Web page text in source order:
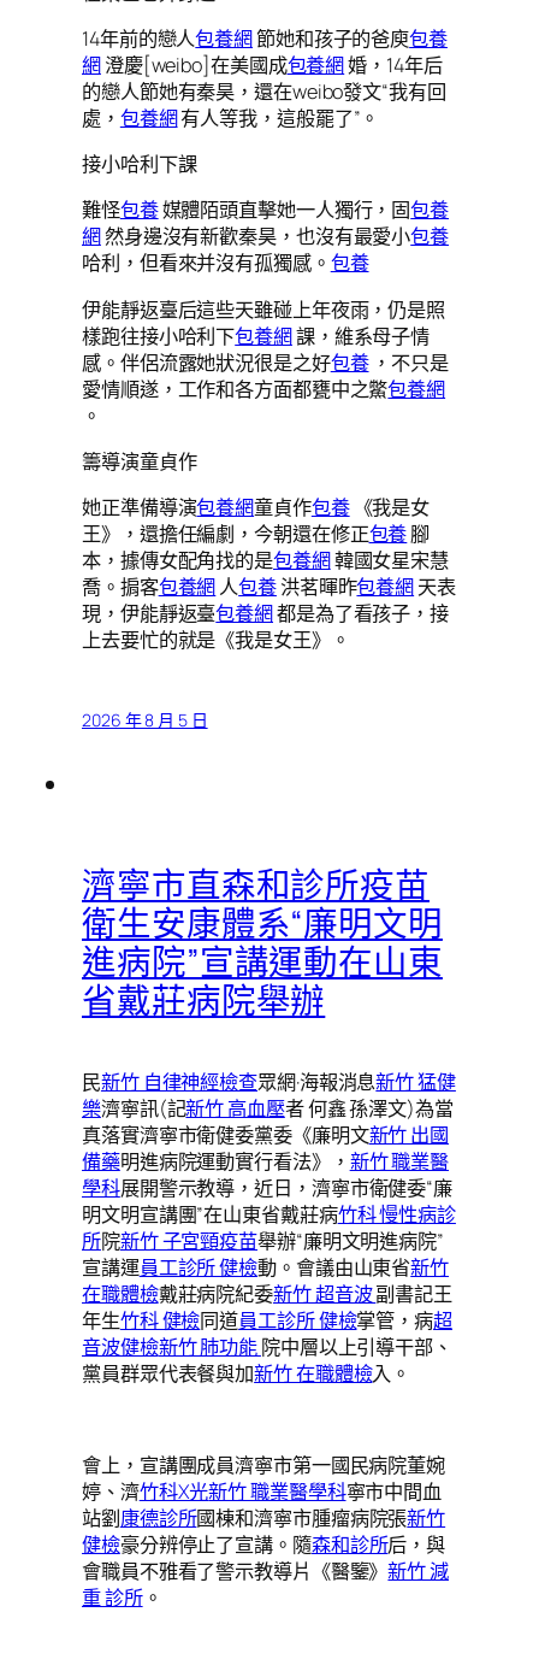
14年前的戀人包養網節她和孩子的爸庾包養
網澄慶[weibo]在美國成包養網婚，14年后
的戀人節她有秦昊，還在weibo發文“我有回
處， 包養網有人等我，這般罷了”。
接小哈利下課
難怪包養媒體陌頭直擊她一人獨行，固包養
網然身邊沒有新歡秦昊，也沒有最愛小包養
哈利，但看來并沒有孤獨感。 包養
伊能靜返臺后這些天雖碰上年夜雨，仍是照
樣跑往接小哈利下包養網課，維系母子情
感。伴侶流露她狀況很是之好包養，不只是
愛情順遂，工作和各方面都甕中之鱉包養網
。
籌導演童貞作
她正準備導演包養網童貞作包養《我是女
王》，還擔任編劇，今朝還在修正包養腳
本，據傳女配角找的是包養網韓國女星宋慧
喬。掮客包養網人包養洪茗暉昨包養網天表
現，伊能靜返臺包養網都是為了看孩子，接
上去要忙的就是《我是女王》。
2026 年 8 月 5 日
濟寧市直森和診所疫苗
衛生安康體系“廉明文明
進病院”宣講運動在山東
省戴莊病院舉辦
民新竹 自律神經檢查眾網·海報消息新竹 猛健
樂濟寧訊(記新竹 高血壓者 何鑫 孫澤文)為當
真落實濟寧市衛健委黨委《廉明文新竹 出國
備藥明進病院運動實行看法》， 新竹 職業醫
學科展開警示教導，近日，濟寧市衛健委“廉
明文明宣講團”在山東省戴莊病竹科 慢性病診
所院新竹 子宮頸疫苗舉辦“廉明文明進病院”
宣講運員工診所 健檢動。會議由山東省新竹
在職體檢戴莊病院紀委新竹 超音波副書記王
年生竹科 健檢同道員工診所 健檢掌管，病超
音波健檢新竹 肺功能院中層以上引導干部、
黨員群眾代表餐與加新竹 在職體檢入。
會上，宣講團成員濟寧市第一國民病院董婉
婷、濟竹科X光新竹 職業醫學科寧市中間血
站劉康德診所國棟和濟寧市腫瘤病院張新竹
健檢豪分辨停止了宣講。隨森和診所后，與
會職員不雅看了警示教導片《醫鑒》新竹 減
重 診所。